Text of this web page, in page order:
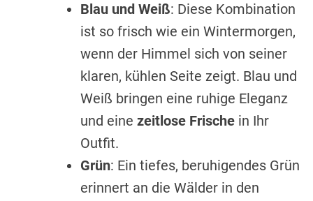
Blau und Weiß: Diese Kombination
ist so frisch wie ein Wintermorgen,
wenn der Himmel sich von seiner
klaren, kühlen Seite zeigt. Blau und
Weiß bringen eine ruhige Eleganz
und eine zeitlose Frische in Ihr
Outfit.
Grün: Ein tiefes, beruhigendes Grün
erinnert an die Wälder in den